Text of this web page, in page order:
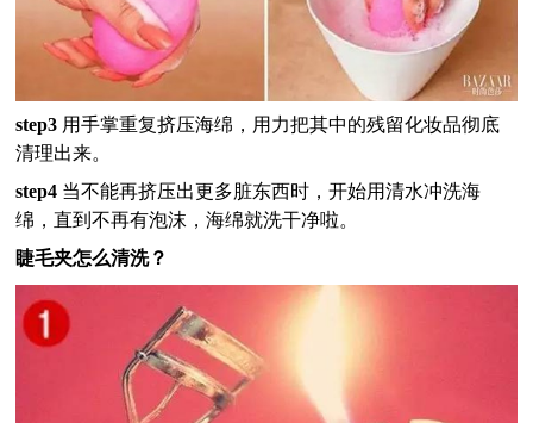
step3 用手掌重复挤压海绵，用力把其中的残留化妆品彻底
清理出来。
step4 当不能再挤压出更多脏东西时，开始用清水冲洗海
绵，直到不再有泡沫，海绵就洗干净啦。
睫毛夹怎么清洗？